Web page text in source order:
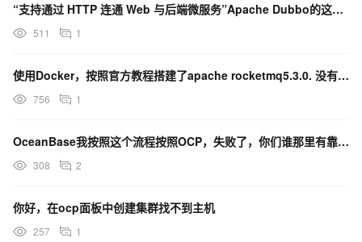
“支持通过 HTTP 连通 Web 与后端微服务”Apache Dubbo的这个这是真的吗？
511 1
使用Docker，按照官方教程搭建了apache rocketmq5.3.0. 没有任何异常日志咋整
756 1
OceanBase我按照这个流程按照OCP，失败了，你们谁那里有靠谱点的教程没……https
308 2
你好，在ocp面板中创建集群找不到主机
257 1